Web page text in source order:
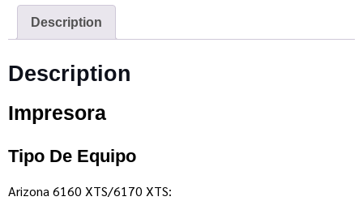
Description
Description
Impresora
Tipo De Equipo
Arizona 6160 XTS/6170 XTS: